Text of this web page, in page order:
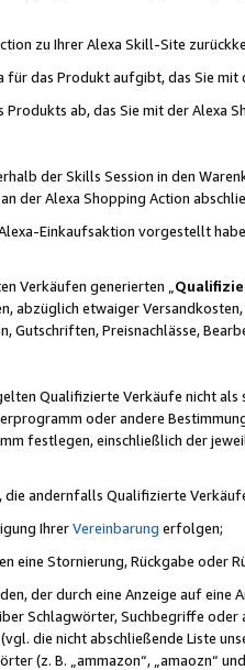
zu Ihrer Alexa Skill-Site
das Produkt aufgibt, das Sie mit
Produkts ab, das Sie mit der Alexa
der Skills Session in den
der Alexa Shopping Action
Einkaufsaktion vorgestellt
Verkäufen generierten „
abzüglich etwaiger
Gutschriften, Preisnachlässe,
Qualifizierte Verkäufe nicht
oder andere
festlegen, einschließlich der
andernfalls Qualifizierte
IhrerVereinbarung erfolgen;
eine Stornierung, Rückgabe oder
der durch eine Anzeige auf
Schlagwörter, Suchbegriffe
die nicht abschließende Liste
(z. B. „ammazon“, „amaozn“